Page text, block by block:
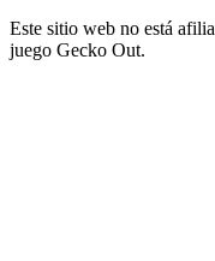
Este sitio web no está
juego Gecko Out.